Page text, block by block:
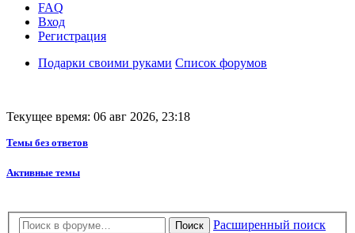
FAQ
Вход
Регистрация
Подарки своими руками Список форумов
Текущее время: 06 авг 2026, 23:18
Темы без ответов
Активные темы
Поиск Расширенный поиск